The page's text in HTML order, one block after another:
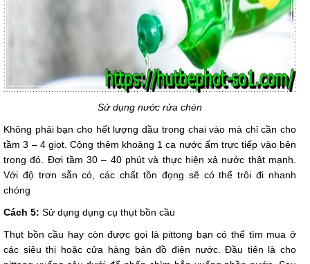
Sử dụng nước rửa chén
Không phải bạn cho hết lượng dầu trong chai vào mà chỉ cần cho
tầm 3 – 4 giọt. Cộng thêm khoảng 1 ca nước ấm trực tiếp vào bên
trong đó. Đợi tầm 30 – 40 phút và thực hiện xả nước thật mạnh.
Với độ trơn sẵn có, các chất tồn đọng sẽ có thể trôi đi nhanh
chóng
Cách 5: Sử dụng dụng cụ thụt bồn cầu
Thụt bồn cầu hay còn được gọi là pittong bạn có thể tìm mua ở
các siêu thị hoặc cửa hàng bán đồ điện nước. Đầu tiên là cho